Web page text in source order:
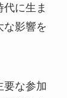
に生ま
な影響を
要な参加